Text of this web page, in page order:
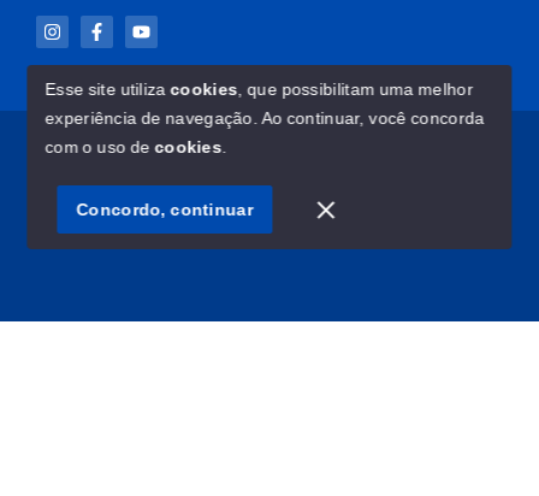
© Copyright 2026 - ImovelClub.com - Todos os direitos
SITE PARA IMOBILIARIA
Esse site utilizacookies , que possibilitam uma melhor
experiência de navegação. Ao continuar, você concorda
com o uso decookies
Concordo, continuar